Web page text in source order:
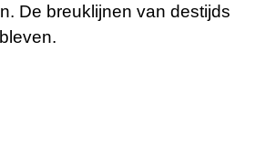
De breuklijnen van destijds